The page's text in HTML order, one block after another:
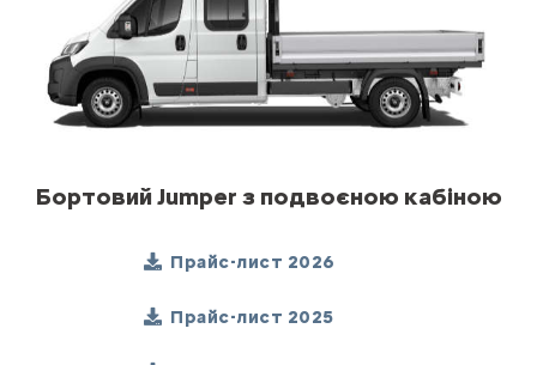
Бортовий Jumper з подвоєною кабіною
Прайс-лист 2026
Прайс-лист 2025